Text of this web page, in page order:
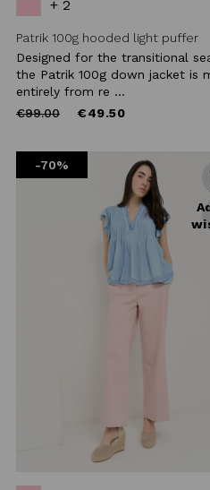
+ 2
Patrik 100g hooded light puffer
Designed for the transitional
the Patrik 100g down jacket is
entirely from re ...
Price
€99.00to €49.50
-70%